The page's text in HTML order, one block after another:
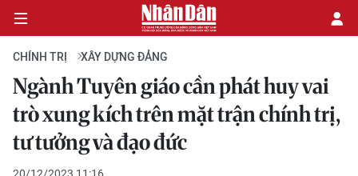
CHÍNH TRỊ
KINH TẾ
CHÍNH TRỊ XÂY DỰNG ĐẢNG
Ngành Tuyên giáo cần phát huy vai
trò xung kích trên mặt trận chính trị,
tư tưởng và đạo đức